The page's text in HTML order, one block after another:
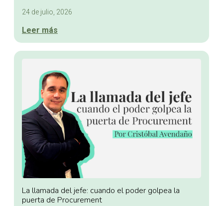
24 de julio, 2026
Leer más
La llamada del jefe: cuando el poder golpea la
puerta de Procurement